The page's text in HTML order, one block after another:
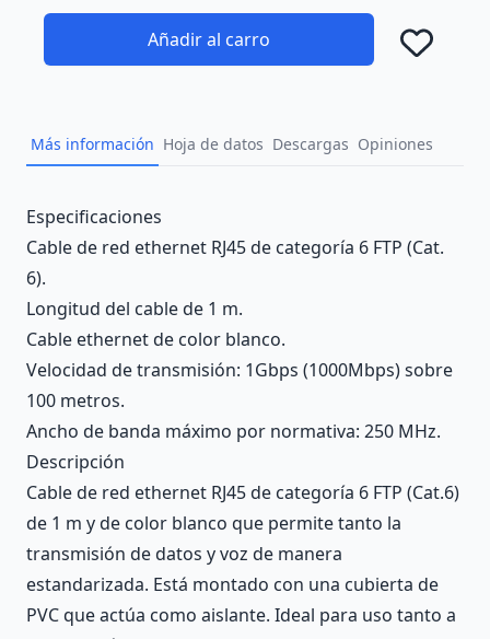
Añadir al carro
Más información Hoja de datos Descargas Opiniones
Description
Especificaciones
Cable de red ethernet RJ45 de categoría 6 FTP (Cat.
6).
Longitud del cable de 1 m.
Cable ethernet de color blanco.
Velocidad de transmisión: 1Gbps (1000Mbps) sobre
100 metros.
Ancho de banda máximo por normativa: 250 MHz.
Descripción
Cable de red ethernet RJ45 de categoría 6 FTP (Cat.6)
de 1 m y de color blanco que permite tanto la
transmisión de datos y voz de manera
estandarizada. Está montado con una cubierta de
PVC que actúa como aislante. Ideal para uso tanto a